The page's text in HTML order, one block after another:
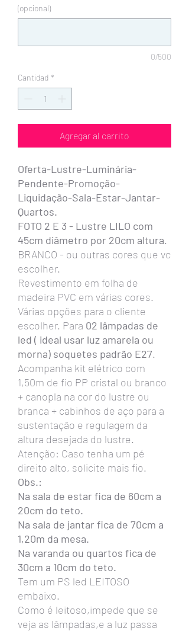
(opcional)
0/500
Cantidad *
Agregar al carrito
Oferta-Lustre-Luminária-
Pendente-Promoção-
Liquidação-Sala-Estar-Jantar-
Quartos.
FOTO 2 E 3 - Lustre LILO com
45cm diâmetro por 20cm altura.
BRANCO - ou outras cores que vc
escolher.
Revestimento em folha de
madeira PVC em várias cores.
Várias opções para o cliente
escolher. Para 02 lâmpadas de
led ( ideal usar luz amarela ou
morna) soquetes padrão E27.
Acompanha kit elétrico com
1,50m de fio PP cristal ou branco
+ canopla na cor do lustre ou
branca + cabinhos de aço para a
sustentação e regulagem da
altura desejada do lustre.
Atenção: Caso tenha um pé
direito alto, solicite mais fio.
Obs.:
Na sala de estar fica de 60cm a
20cm do teto.
Na sala de jantar fica de 70cm a
1,20m da mesa.
Na varanda ou quartos fica de
30cm a 10cm do teto.
Tem um PS led LEITOSO
embaixo.
Como é leitoso,impede que se
veja as lâmpadas,e a luz passa